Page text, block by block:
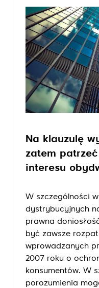
Na klauzulę
zatem
interesu
W szczególności
dystrybucyjnych
prawna
być zawsze
wprowadzanych
2007 roku o
konsumentów. W
porozumienia